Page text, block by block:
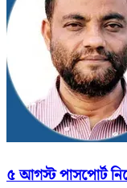
৫ আগস্ট পাসপোর্ট